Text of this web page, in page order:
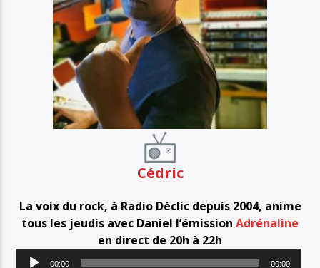
Cédric
La voix du rock, à Radio Déclic depuis 2004, anime
tous les jeudis avec Daniel l’émission Adrénaline
en direct de 20h à 22h
Lecteur
00:00 00:00